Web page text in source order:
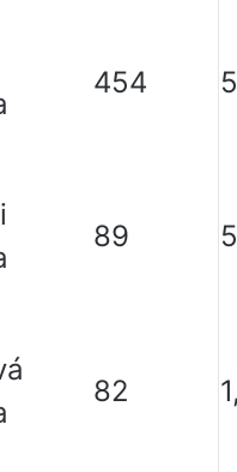
454 5
89
82